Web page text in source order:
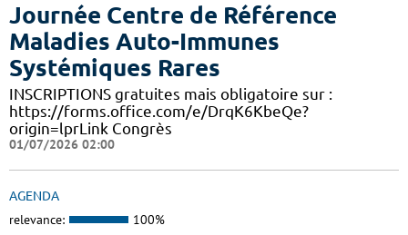
Journée Centre de Référence
Maladies Auto-Immunes
Systémiques Rares
INSCRIPTIONS gratuites mais obligatoire sur :
https://forms.office.com/e/DrqK6KbeQe?
origin=lprLink Congrès
01/07/2026 02:00
AGENDA
relevance: 100%